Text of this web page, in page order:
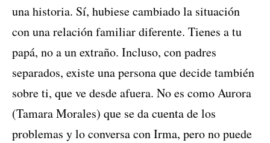
una historia. Sí, hubiese cambiado la situación
con una relación familiar diferente. Tienes a tu
papá, no a un extraño. Incluso, con padres
separados, existe una persona que decide también
sobre ti, que ve desde afuera. No es como Aurora
(Tamara Morales) que se da cuenta de los
problemas y lo conversa con Irma, pero no puede